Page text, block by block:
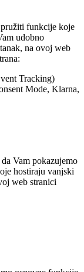
funkcije koje
udobno
na ovoj web
Tracking)
Mode, Klarna,
Vam pokazujemo
hostiraju vanjski
web stranici